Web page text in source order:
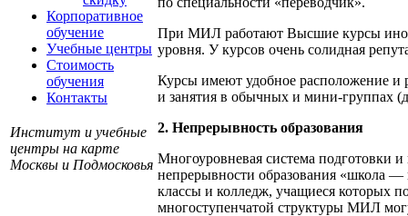
Корпоративное
обучение
Учебные центры
Стоимость
обучения
Контакты
Институт и учебные
центры на карте
Москвы и Подмосковья
При МИЛ работают Высшие курсы
уровня. У курсов очень солидная
Курсы имеют удобное расположение и
и занятия в обычных и мини-группах
2. Непрерывность образования
Многоуровневая система подготовки
непрерывности образования «школа —
классы и колледж, учащиеся которых
многоступенчатой структуры МИЛ